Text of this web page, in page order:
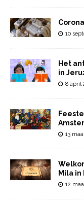
10
Het
in
8 april
13
Mila
12